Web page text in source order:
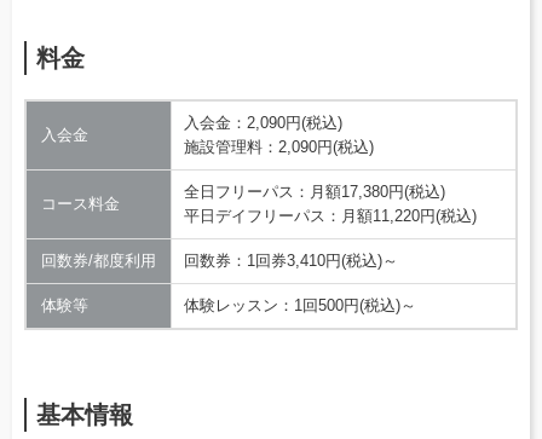
料金
入会金
入会金：2,090円(税込)
施設管理料：2,090円(税込)
コース料金
全日フリーパス：月額17,380円(税込)
平日デイフリーパス：月額11,220円(税込)
回数券/都度利用 回数券：1回券3,410円(税込)～
体験等 体験レッスン：1回500円(税込)～
基本情報